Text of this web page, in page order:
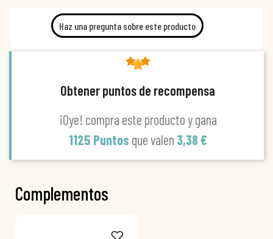
Haz una pregunta sobre este producto
Obtener puntos de recompensa
¡Oye! compra este producto y gana
1125 Puntos que valen 3,38 €
Complementos